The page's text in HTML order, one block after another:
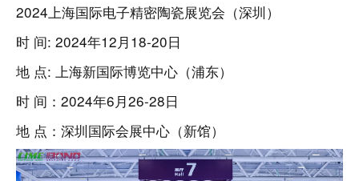
2024上海国际电子精密陶瓷展览会（深圳）
时 间: 2024年12月18-20日
地 点: 上海新国际博览中心（浦东）
时 间：2024年6月26-28日
地 点：深圳国际会展中心（新馆）